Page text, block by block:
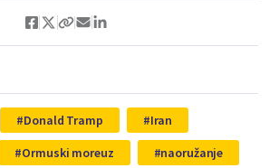
Donald Tramp
Iran
Ormuski moreuz naoružanje